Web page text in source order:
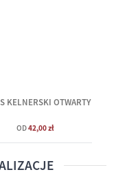
KELNERSKI OTWARTY
OD42,00 zł